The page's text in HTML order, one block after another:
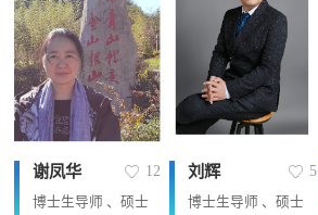
谢凤华 12
博士生导师 、硕士
刘辉 5
博士生导师 、硕士